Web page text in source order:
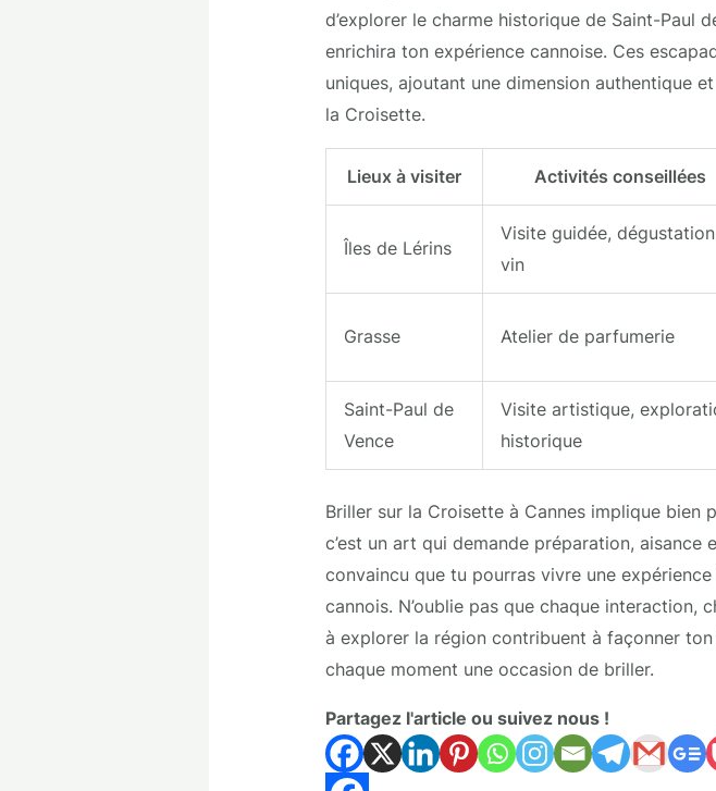
d’explorer le charme historique de Saint-Paul
enrichira ton expérience cannoise. Ces
uniques, ajoutant une dimension authentique
la Croisette.
Lieux à visiter Activités conseillées
Îles de Lérins
Visite guidée,
vin
Grasse Atelier de parfumerie
Saint-Paul de
Vence
Visite artistique,
historique
Briller sur la Croisette à Cannes implique bien
c’est un art qui demande préparation,
convaincu que tu pourras vivre une
cannois. N’oublie pas que chaque interaction,
à explorer la région contribuent à façonner
chaque moment une occasion de briller.
Partagez l'article ou suivez nous !